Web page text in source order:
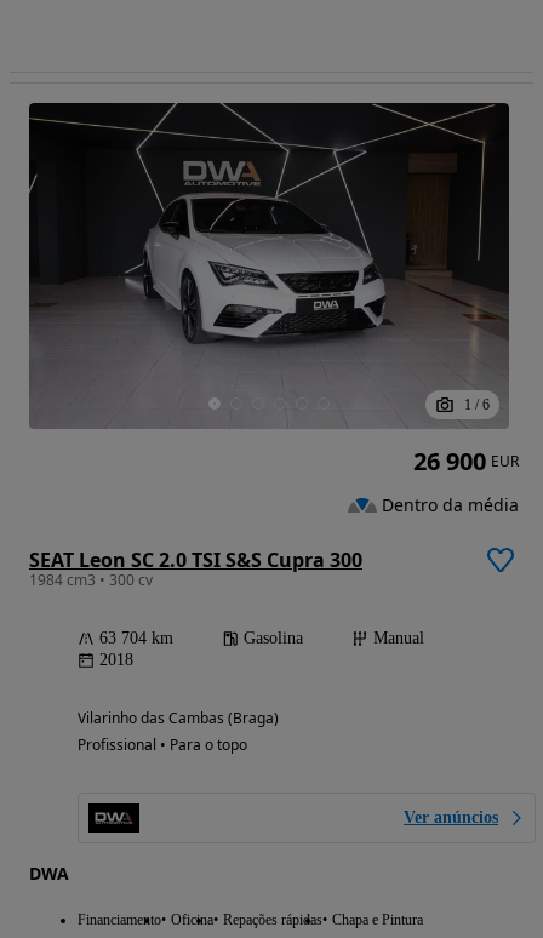
1 / 6
SEAT Leon SC 2.0 TSI S&S Cupra 300
1984 cm3 • 300 cv
63 704 km Gasolina
Manual
2018
Vilarinho das Cambas (Braga)
Profissional • Para o topo
Ver anúncios
DWA
Financiamento Oficina Repações rápidas Chapa e Pintura
26 900 EUR
Dentro da média